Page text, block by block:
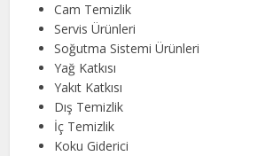
Cam Temizlik
Servis Ürünleri
Soğutma Sistemi Ürünleri
Yağ Katkısı
Yakıt Katkısı
Dış Temizlik
İç Temizlik
Koku Giderici